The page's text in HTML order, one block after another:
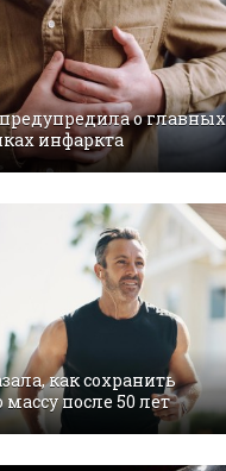
о главных
инфаркта
как сохранить
после 50 лет